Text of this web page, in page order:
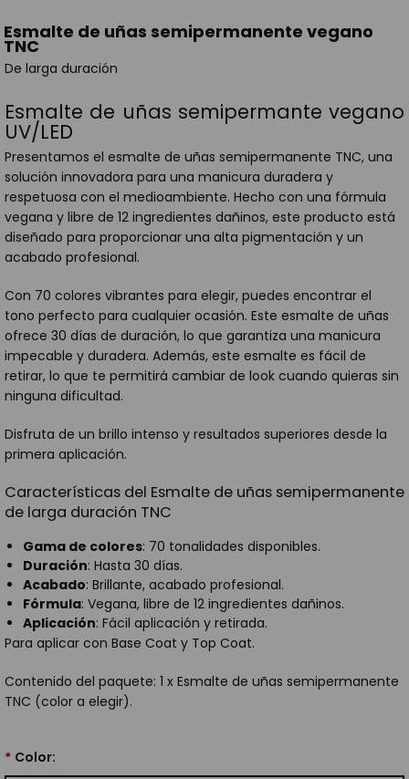
Esmalte de uñas semipermanente vegano
TNC
De larga duración
Esmalte de uñas semipermante vegano
UV/LED
Presentamos el esmalte de uñas semipermanente TNC, una
solución innovadora para una manicura duradera y
respetuosa con el medioambiente. Hecho con una fórmula
vegana y libre de 12 ingredientes dañinos, este producto está
diseñado para proporcionar una alta pigmentación y un
acabado profesional.
Con 70 colores vibrantes para elegir, puedes encontrar el
tono perfecto para cualquier ocasión. Este esmalte de uñas
ofrece 30 días de duración, lo que garantiza una manicura
impecable y duradera. Además, este esmalte es fácil de
retirar, lo que te permitirá cambiar de look cuando quieras sin
ninguna dificultad.
Disfruta de un brillo intenso y resultados superiores desde la
primera aplicación.
Características del Esmalte de uñas semipermanente
de larga duración TNC
Gama de colores: 70 tonalidades disponibles.
Duración: Hasta 30 días.
Acabado: Brillante, acabado profesional.
Fórmula: Vegana, libre de 12 ingredientes dañinos.
Aplicación: Fácil aplicación y retirada.
Para aplicar con Base Coat y Top Coat.
Contenido del paquete: 1 x Esmalte de uñas semipermanente
TNC (color a elegir).
* Color: